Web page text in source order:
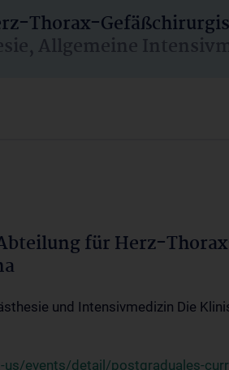
Thorax-
Allgemeine
für Herz-
und Intensivmedizin Die
events/detail/postgraduales-